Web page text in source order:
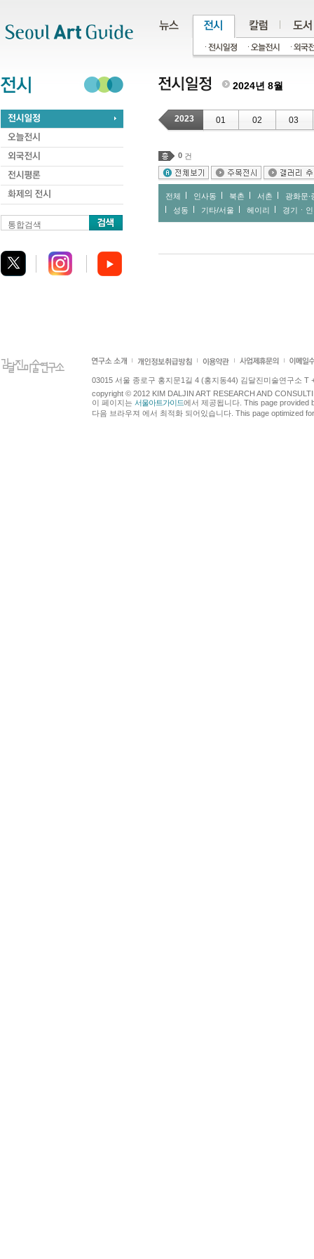
통합검색
2024년 8월
2023 01 02 03
0 건
전체 인사동 북촌 서촌
광화문∙
성동
기타/서울 헤이리 경기ㆍ
03015 서울 종로구 홍지문1길 4 (홍지동44) 김달진미술연구소 T
copyright © 2012 KIM DALJIN ART RESEARCH AND
이 페이지는 서울아트가이드에서 제공됩니다. This page provided
다음 브라우져 에서 최적화 되어있습니다. This page optimized